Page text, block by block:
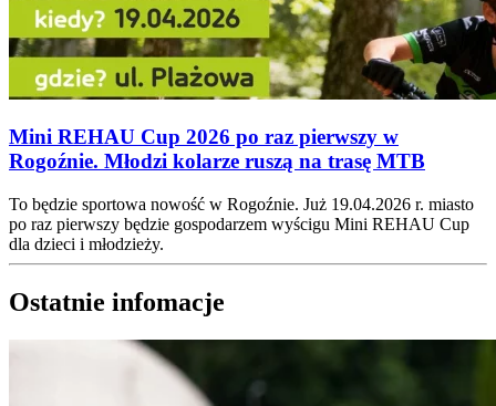
Mini REHAU Cup 2026 po raz pierwszy w
Rogoźnie. Młodzi kolarze ruszą na trasę MTB
To będzie sportowa nowość w Rogoźnie. Już 19.04.2026 r. miasto
po raz pierwszy będzie gospodarzem wyścigu Mini REHAU Cup
dla dzieci i młodzieży.
Ostatnie infomacje